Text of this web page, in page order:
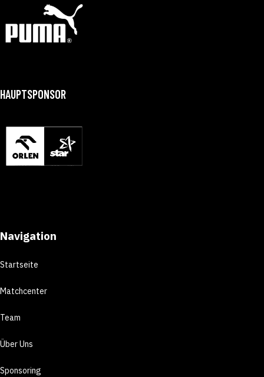
HAUPTSPONSOR
Navigation
Startseite
Matchcenter
Team
Über Uns
Sponsoring